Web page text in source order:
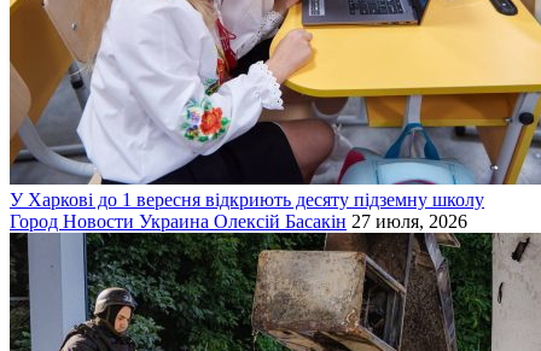
У Харкові до 1 вересня відкриють десяту підземну школу
Город Новости Украина Олексій Басакін 27 июля, 2026